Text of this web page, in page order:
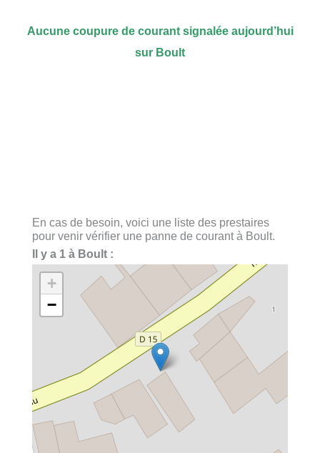
Aucune coupure de courant signalée aujourd’hui
sur Boult
En cas de besoin, voici une liste des prestaires
pour venir vérifier une panne de courant à Boult.
Il y a 1 à Boult :
+
−